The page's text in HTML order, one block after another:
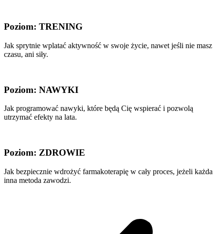
Poziom: TRENING
Jak sprytnie wplatać aktywność w swoje życie, nawet jeśli nie masz
czasu, ani siły.
Poziom: NAWYKI
Jak programować nawyki, które będą Cię wspierać i pozwolą
utrzymać efekty na lata.
Poziom: ZDROWIE
Jak bezpiecznie wdrożyć farmakoterapię w cały proces, jeżeli każda
inna metoda zawodzi.